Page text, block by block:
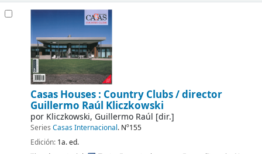
Casas Houses : Country Clubs /director
Guillermo Raúl Kliczkowski
por Kliczkowski, Guillermo Raúl [dir.]
Series Casas Internacional. Nº155
Edición: 1a. ed.